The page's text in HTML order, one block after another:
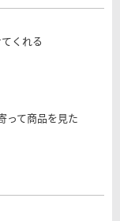
くれる
って商品を見た